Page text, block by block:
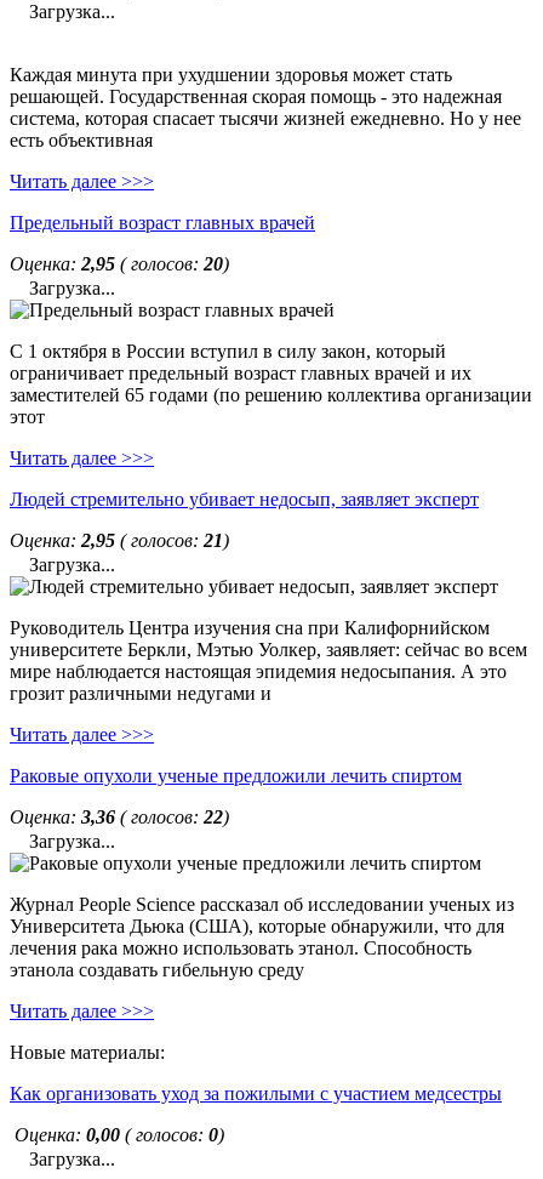
Загрузка...
Каждая минута при ухудшении здоровья может стать
решающей. Государственная скорая помощь - это надежная
система, которая спасает тысячи жизней ежедневно. Но у нее
есть объективная
Читать далее >>>
Предельный возраст главных врачей
Оценка: 2,95 ( голосов: 20)
Загрузка...
С 1 октября в России вступил в силу закон, который
ограничивает предельный возраст главных врачей и их
заместителей 65 годами (по решению коллектива организации
этот
Читать далее >>>
Людей стремительно убивает недосып, заявляет эксперт
Оценка: 2,95 ( голосов: 21)
Загрузка...
Руководитель Центра изучения сна при Калифорнийском
университете Беркли, Мэтью Уолкер, заявляет: сейчас во всем
мире наблюдается настоящая эпидемия недосыпания. А это
грозит различными недугами и
Читать далее >>>
Раковые опухоли ученые предложили лечить спиртом
Оценка: 3,36 ( голосов: 22)
Загрузка...
Журнал People Science рассказал об исследовании ученых из
Университета Дьюка (США), которые обнаружили, что для
лечения рака можно использовать этанол. Способность
этанола создавать гибельную среду
Читать далее >>>
Новые материалы:
Как организовать уход за пожилыми с участием медсестры
Оценка: 0,00 ( голосов: 0)
Загрузка...